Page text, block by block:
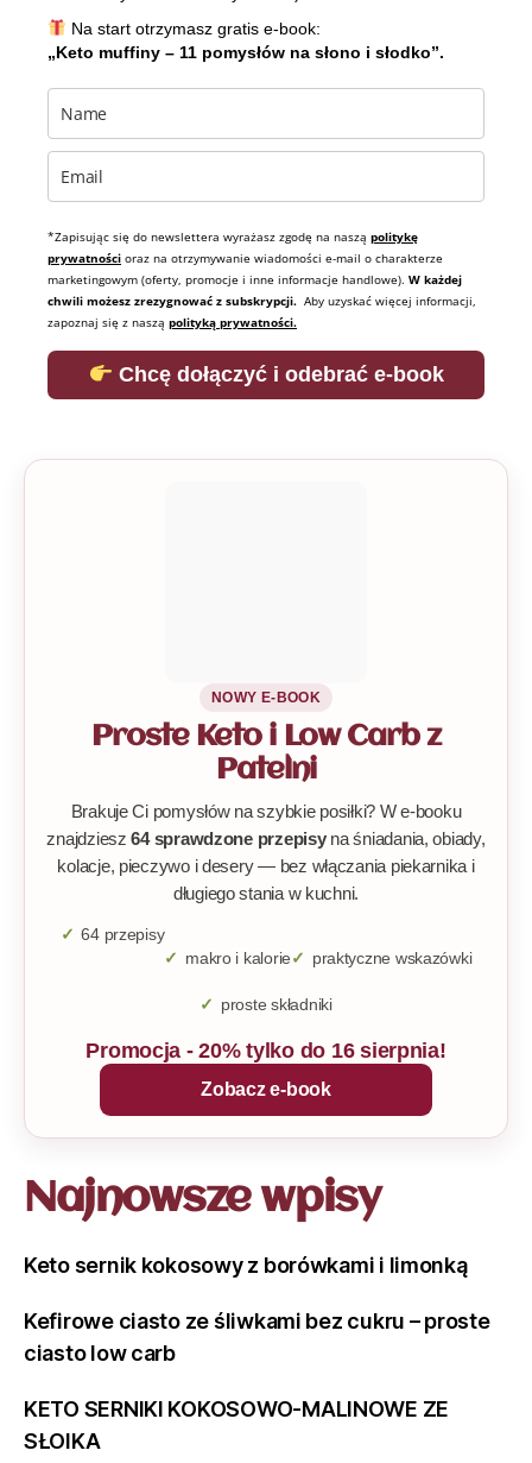
Na start otrzymasz gratis e-book:
„Keto muffiny – 11 pomysłów na słono i słodko”.
*Zapisując się do newslettera wyrażasz zgodę na naszą politykę
prywatności oraz na otrzymywanie wiadomości e-mail o charakterze
marketingowym (oferty, promocje i inne informacje handlowe). W każdej
chwili możesz zrezygnować z subskrypcji. Aby uzyskać więcej informacji,
zapoznaj się z naszą polityką prywatności.
Chcę dołączyć i odebrać e-book
NOWY E-BOOK
Proste Keto i Low Carb z
Patelni
Brakuje Ci pomysłów na szybkie posiłki? W e-booku
znajdziesz64 sprawdzone przepisyna śniadania, obiady,
kolacje, pieczywo i desery — bez włączania piekarnika i
długiego stania w kuchni.
64 przepisy
makro i kalorie
praktyczne wskazówki
proste składniki
Promocja - 20% tylko do 16 sierpnia!
Zobacz e-book
Najnowsze wpisy
Keto sernik kokosowy z borówkami i limonką
Kefirowe ciasto ze śliwkami bez cukru – proste
ciasto low carb
KETO SERNIKI KOKOSOWO-MALINOWE ZE
SŁOIKA